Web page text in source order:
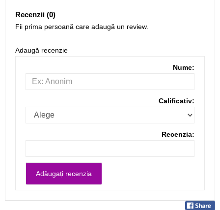
Recenzii (0)
Fii prima persoană care adaugă un review.
Adaugă recenzie
Nume:
Calificativ:
Recenzia: